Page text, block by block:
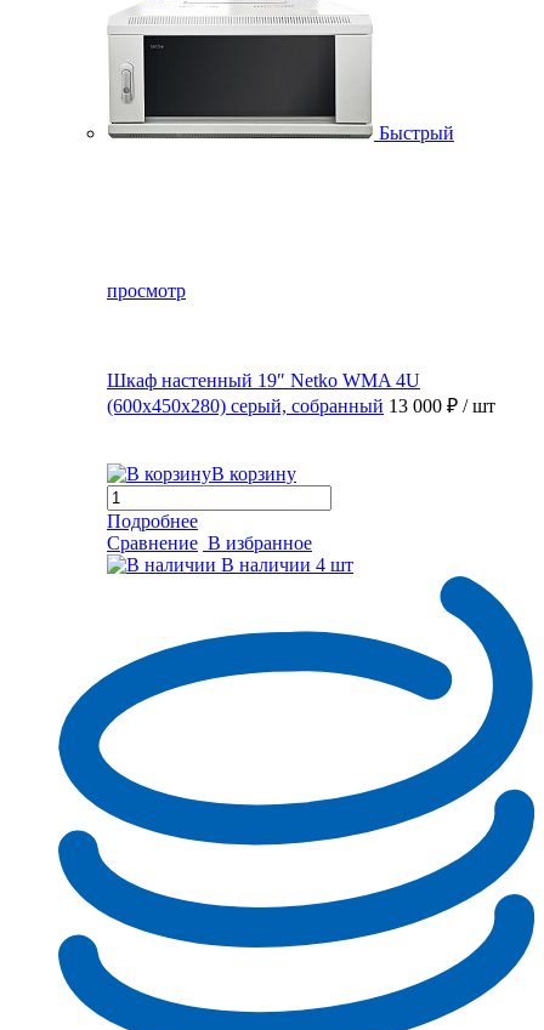
Быстрый
просмотр
Шкаф настенный 19″ Netko WMA 4U
(600x450x280) серый, собранный 13 000 ₽ / шт
В корзину
Подробнее
Сравнение В избранное
В наличии 4 шт